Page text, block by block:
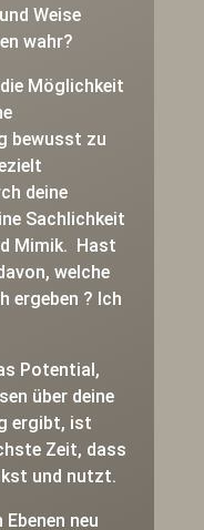
Weise
wahr?
Möglichkeit
bewusst zu
deine
Sachlichkeit
Mimik. Hast
welche
ergeben ? Ich
Potential,
über deine
ergibt, ist
Zeit, dass
und nutzt.
neu